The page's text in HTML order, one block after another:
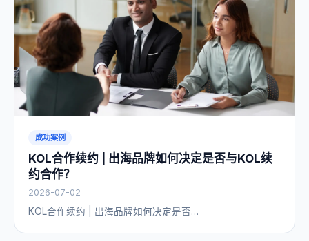
成功案例
KOL合作续约 | 出海品牌如何决定是否与KOL续
约合作？
2026-07-02
KOL合作续约 | 出海品牌如何决定是否…